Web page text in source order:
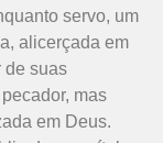
servo, um
alicerçada em
de suas
mas
em Deus.